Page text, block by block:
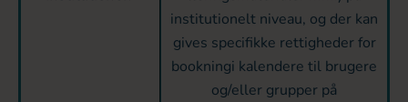
institutionelt niveau, og der kan
gives specifikke rettigheder for
bookningi kalendere til brugere
og/eller grupper på